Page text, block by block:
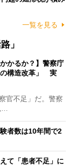
一覧を見る
」
かるか？】警察庁
の構造改革」 実
官不足」だ。警察
…
者数は10年間で2
て「患者不足」に